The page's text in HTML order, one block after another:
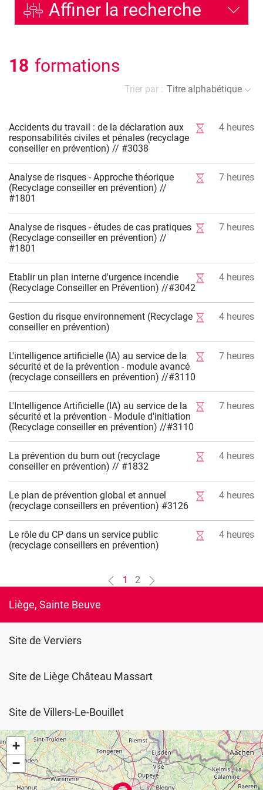
Affiner la recherche
Trier par : Titre alphabétique
18 formations
Accidents du travail : de la déclaration aux
responsabilités civiles et pénales (recyclage
conseiller en prévention) // #3038
4 heures
Analyse de risques - Approche théorique
(Recyclage conseiller en prévention) //
#1801
7 heures
Analyse de risques - études de cas pratiques
(Recyclage conseiller en prévention) //
#1801
7 heures
Etablir un plan interne d'urgence incendie
(Recyclage Conseiller en Prévention) //#3042
4 heures
Gestion du risque environnement (Recyclage
conseiller en prévention)
4 heures
L'intelligence artificielle (IA) au service de la
sécurité et de la prévention - module avancé
(recyclage conseillers en prévention) //#3110
7 heures
L'Intelligence Artificielle (IA) au service de la
sécurité et la prévention - Module d'initiation
(Recyclage conseiller en prévention) //#3110
7 heures
La prévention du burn out (recyclage
conseiller en prévention) // #1832
4 heures
Le plan de prévention global et annuel
(recyclage conseillers en prévention) #3126
4 heures
Le rôle du CP dans un service public
(recyclage conseillers en prévention)
4 heures
1 2
+
−
Liège, Sainte Beuve
Site de Verviers
Site de Liège Château Massart
Site de Villers-Le-Bouillet